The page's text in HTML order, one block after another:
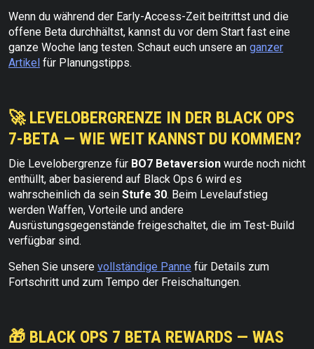
Wenn du während der Early-Access-Zeit beitrittst und die
offene Beta durchhältst, kannst du vor dem Start fast eine
ganze Woche lang testen. Schaut euch unsere an ganzer
Artikel für Planungstipps.
🚀 LEVELOBERGRENZE IN DER BLACK OPS
7-BETA — WIE WEIT KANNST DU KOMMEN?
Die Levelobergrenze für BO7 Betaversion wurde noch nicht
enthüllt, aber basierend auf Black Ops 6 wird es
wahrscheinlich da sein Stufe 30. Beim Levelaufstieg
werden Waffen, Vorteile und andere
Ausrüstungsgegenstände freigeschaltet, die im Test-Build
verfügbar sind.
Sehen Sie unsere vollständige Panne für Details zum
Fortschritt und zum Tempo der Freischaltungen.
🎁 BLACK OPS 7 BETA REWARDS — WAS